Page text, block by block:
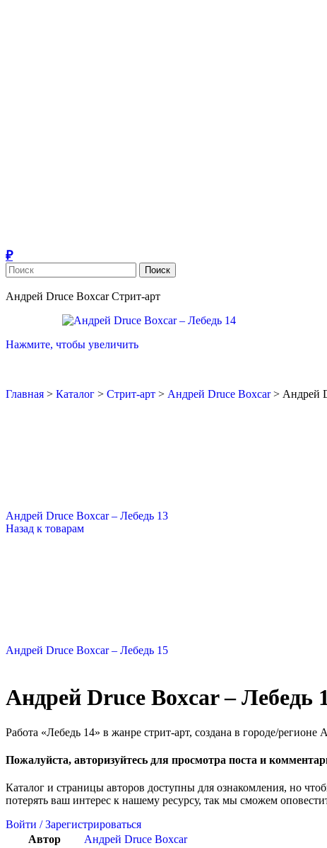
Поиск
Андрей Druce Boxcar Стрит-арт
Нажмите, чтобы увеличить
Главная > Каталог > Стрит-арт > Андрей Druce Boxcar> Андрей
Андрей Druce Boxcar – Лебедь 13
Назад к товарам
Андрей Druce Boxcar – Лебедь 15
Андрей Druce Boxcar – Лебедь
Работа «Лебедь 14» в жанре стрит-арт, создана в городе/
Пожалуйста, авторизуйтесь для просмотра поста и
Каталог и страницы авторов доступны для ознакомления, но
потерять ваш интерес к нашему ресурсу, так мы сможем
Войти / Зарегистрироваться
Автор
Андрей Druce Boxcar